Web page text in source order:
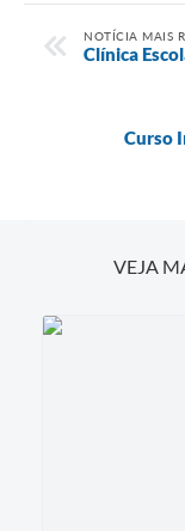
NOTÍCIA MAIS
Clínica
Curso
VEJA